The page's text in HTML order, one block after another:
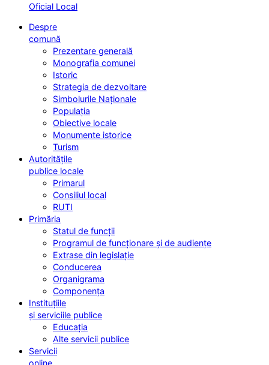
Oficial Local
Despre
comună
Prezentare generală
Monografia comunei
Istoric
Strategia de dezvoltare
Simbolurile Naționale
Populația
Obiective locale
Monumente istorice
Turism
Autoritățile
publice locale
Primarul
Consiliul local
RUTI
Primăria
Statul de funcții
Programul de funcționare și de audiențe
Extrase din legislație
Conducerea
Organigrama
Componența
Instituțiile
și serviciile publice
Educația
Alte servicii publice
Servicii
online